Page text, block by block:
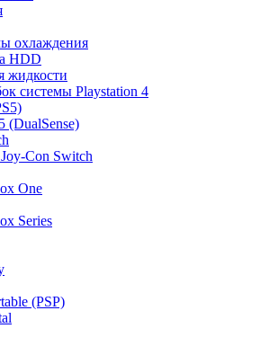
охлаждения
HDD
жидкости
системы Playstation 4
(DualSense)
Con Switch
One
Series
(PSP)